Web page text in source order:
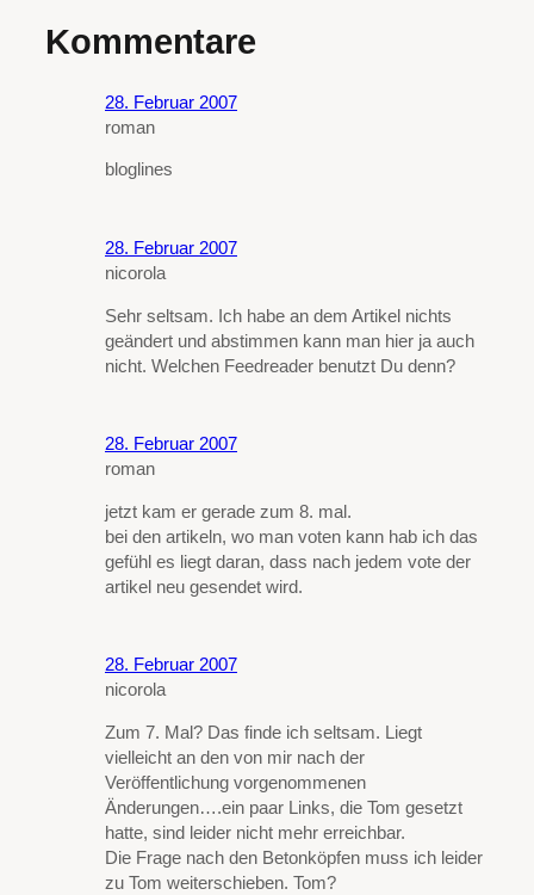
Kommentare
28. Februar 2007
roman
bloglines
28. Februar 2007
nicorola
Sehr seltsam. Ich habe an dem Artikel nichts
geändert und abstimmen kann man hier ja auch
nicht. Welchen Feedreader benutzt Du denn?
28. Februar 2007
roman
jetzt kam er gerade zum 8. mal.
bei den artikeln, wo man voten kann hab ich das
gefühl es liegt daran, dass nach jedem vote der
artikel neu gesendet wird.
28. Februar 2007
nicorola
Zum 7. Mal? Das finde ich seltsam. Liegt
vielleicht an den von mir nach der
Veröffentlichung vorgenommenen
Änderungen….ein paar Links, die Tom gesetzt
hatte, sind leider nicht mehr erreichbar.
Die Frage nach den Betonköpfen muss ich leider
zu Tom weiterschieben. Tom?